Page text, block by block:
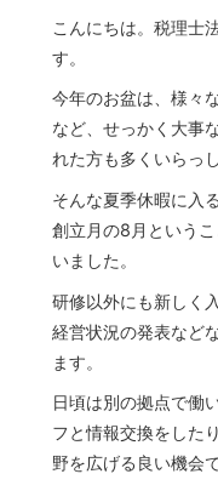
こんにちは。税理士
す。
今年のお盆は、様々
など、せっかく大事
れた方も多くいらっ
そんな夏季休暇に入
創立月の8月という
いました。
研修以外にも新しく
経営状況の発表など
ます。
日頃は別の拠点で働
フと情報交換をした
野を広げる良い機会